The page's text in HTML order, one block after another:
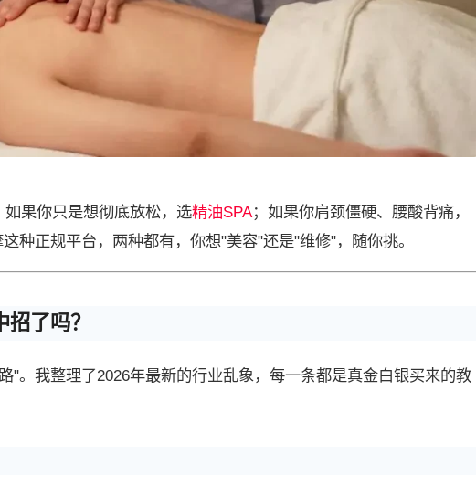
如果你只是想彻底放松，选精油SPA；如果你肩颈僵硬、腰酸背痛，
种正规平台，两种都有，你想"美容"还是"维修"，随你挑。
了吗？
我整理了2026年最新的行业乱象，每一条都是真金白银买来的教